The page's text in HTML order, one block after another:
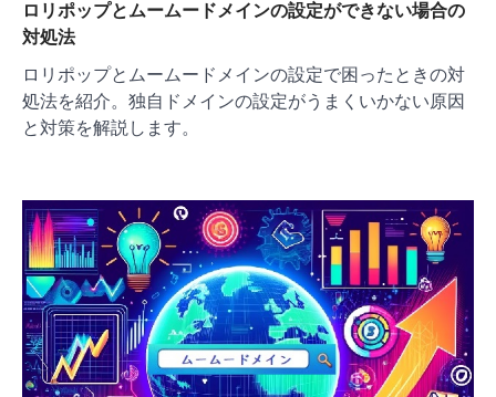
ロリポップとムームードメインの設定ができない場合の
対処法
ロリポップとムームードメインの設定で困ったときの対
処法を紹介。独自ドメインの設定がうまくいかない原因
と対策を解説します。